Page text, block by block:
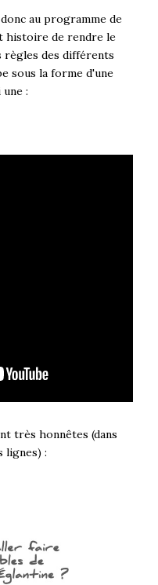
au programme de
histoire de rendre le
règles des différents
sous la forme d'une
:
très honnêtes (dans
lignes) :